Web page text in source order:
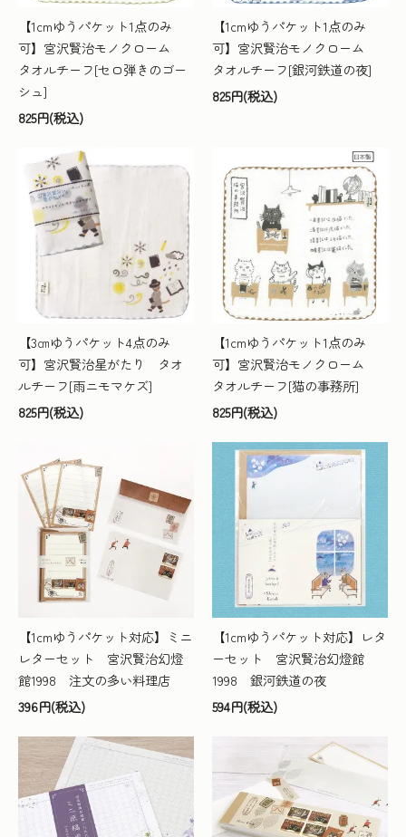
【1cmゆうパケット1点のみ
可】宮沢賢治モノクローム
タオルチーフ[セロ弾きのゴー
シュ]
825円(税込)
【1cmゆうパケット1点のみ
可】宮沢賢治モノクローム
タオルチーフ[銀河鉄道の夜]
825円(税込)
【3㎝ゆうパケット4点のみ
可】宮沢賢治星がたり タオ
ルチーフ[雨ニモマケズ]
825円(税込)
【1cmゆうパケット1点のみ
可】宮沢賢治モノクローム
タオルチーフ[猫の事務所]
825円(税込)
【1cmゆうパケット対応】ミニ
レターセット 宮沢賢治幻燈
館1998 注文の多い料理店
396円(税込)
【1cmゆうパケット対応】レタ
ーセット 宮沢賢治幻燈館
1998 銀河鉄道の夜
594円(税込)